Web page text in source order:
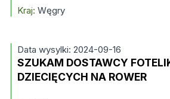
Kraj: Węgry
Data wysylki: 2024-09-16
SZUKAM DOSTAWCY
DZIECIĘCYCH NA ROWER